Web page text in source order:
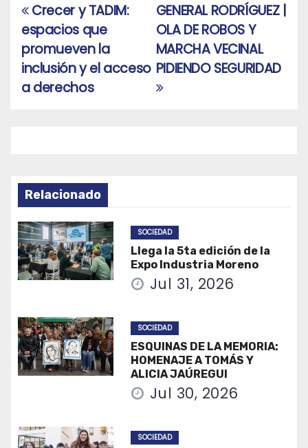
Navegación
de
entradas
GENERAL RODRÍGUEZ |
OLA DE ROBOS Y
MARCHA VECINAL
PIDIENDO SEGURIDAD
Crecer y TADIM:
espacios que
promueven la
inclusión y el acceso
a derechos
Relacionado
SOCIEDAD
Llega la 5ta edición de la
Expo Industria Moreno
Jul 31, 2026
SOCIEDAD
ESQUINAS DE LA MEMORIA:
HOMENAJE A TOMÁS Y
ALICIA JAÚREGUI
Jul 30, 2026
SOCIEDAD